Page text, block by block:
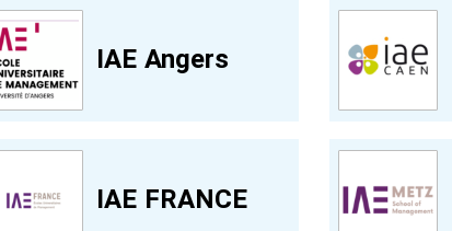
IAE Angers
IAE FRANCE